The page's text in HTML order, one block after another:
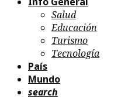
Salud
Educación
Turismo
Tecnología
País
Mundo
search